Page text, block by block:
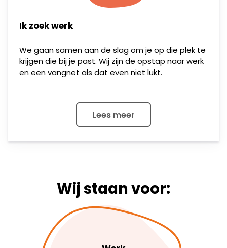
Ik zoek werk
We gaan samen aan de slag om je op die plek te
krijgen die bij je past. Wij zijn de opstap naar werk
en een vangnet als dat even niet lukt.
Lees meer
Wij staan voor: